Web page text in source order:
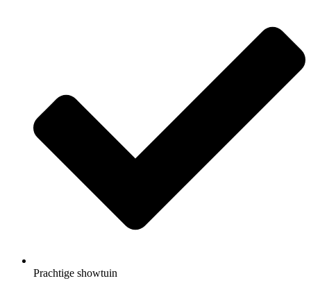
Prachtige showtuin